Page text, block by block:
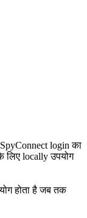
login का
locally उपयोग
होता है जब तक